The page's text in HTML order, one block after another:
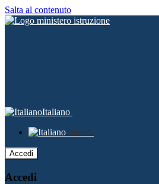
Salta al contenuto
Italiano
Italiano
Accedi
Accedi